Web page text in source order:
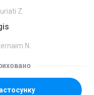
Z.
N.